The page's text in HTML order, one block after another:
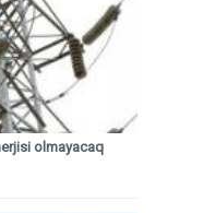
olmayacaq